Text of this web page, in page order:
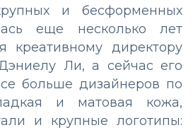
и бесформенных
еще несколько лет
креативному директору
Ли, а сейчас его
больше дизайнеров по
и матовая кожа,
и крупные логотипы: